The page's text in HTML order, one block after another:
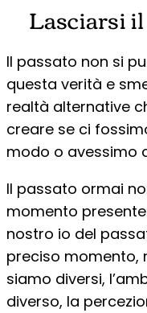
Lasciarsi il
Il passato non si
questa verità e
realtà alternative
creare se ci
modo o avessimo
Il passato ormai
momento
nostro io del
preciso momento,
siamo diversi,
diverso, la